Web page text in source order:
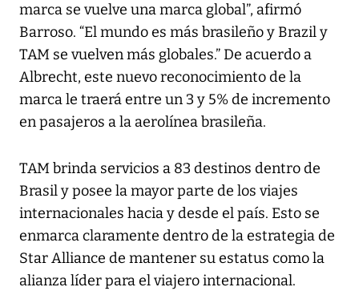
marca se vuelve una marca global”, afirmó
Barroso. “El mundo es más brasileño y Brazil y
TAM se vuelven más globales.” De acuerdo a
Albrecht, este nuevo reconocimiento de la
marca le traerá entre un 3 y 5% de incremento
en pasajeros a la aerolínea brasileña.
TAM brinda servicios a 83 destinos dentro de
Brasil y posee la mayor parte de los viajes
internacionales hacia y desde el país. Esto se
enmarca claramente dentro de la estrategia de
Star Alliance de mantener su estatus como la
alianza líder para el viajero internacional.